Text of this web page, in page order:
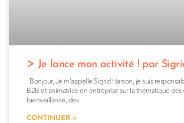
Je lance mon activité ! par
Bonjour, Je m’appelle Sigrid Harson, je suis
B2B et animatrice en entreprise sur la thématique des
bienveillance, des
CONTINUER »